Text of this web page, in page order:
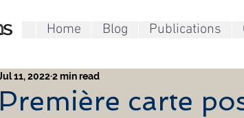
Home Blog Publications
Première carte
11, 20222 min read